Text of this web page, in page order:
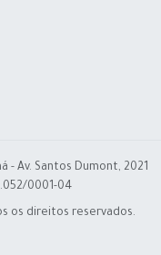
- Av. Santos Dumont, 2021
0001-04
os direitos reservados.